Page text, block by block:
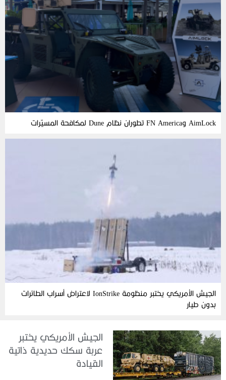
AimLock وFN America تطوران نظام Dune لمكافحة المسيّرات
الجيش الأمريكي يختبر منظومة IonStrike لاعتراض أسراب الطائرات
بدون طيار
الجيش الأمريكي يختبر
عربة سكك حديدية ذاتية
القيادة